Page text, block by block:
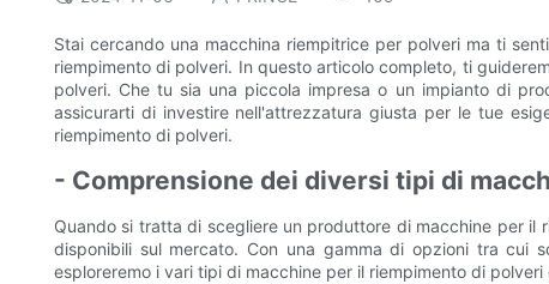
Stai cercando una macchina riempitrice per polveri ma ti
riempimento di polveri. In questo articolo completo, ti
polveri. Che tu sia una piccola impresa o un impianto di
assicurarti di investire nell'attrezzatura giusta per le tue
riempimento di polveri.
- Comprensione dei diversi tipi di
Quando si tratta di scegliere un produttore di macchine per
disponibili sul mercato. Con una gamma di opzioni tra cui
esploreremo i vari tipi di macchine per il riempimento di